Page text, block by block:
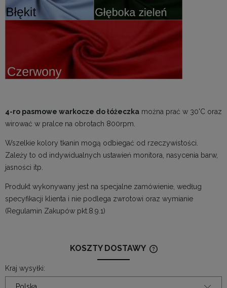
4-ro pasmowe warkocze do łóżeczka można prać w 30'C oraz
wirować w pralce na obrotach 800rpm.
Wszelkie kolory tkanin mogą odbiegać od rzeczywistości.
Zależy to od indywidualnych ustawień monitora, nasycenia barw,
jasności itp.
Produkt wykonywany jest na specjalne zamówienie, według
specyfikacji klienta i nie podlega zwrotowi oraz wymianie
(Regulamin Zakupów pkt.8.9.1)
KOSZTY DOSTAWY
Kraj wysyłki: